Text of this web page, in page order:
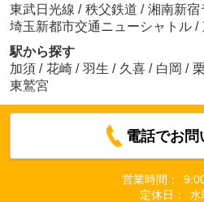
東武日光線 / 秩父鉄道 / 湘南新宿
埼玉新都市交通ニューシャトル /
駅から探す
加須 / 花崎 / 羽生 / 久喜 / 白岡 /
東鷲宮
電話でお問
営業時間：
定休日：
水